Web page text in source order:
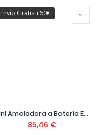
Envío Gratis +60€
Mini Amoladora a Batería Easy Cut&Grind Ref: 0603 9D2 000
85,46 €